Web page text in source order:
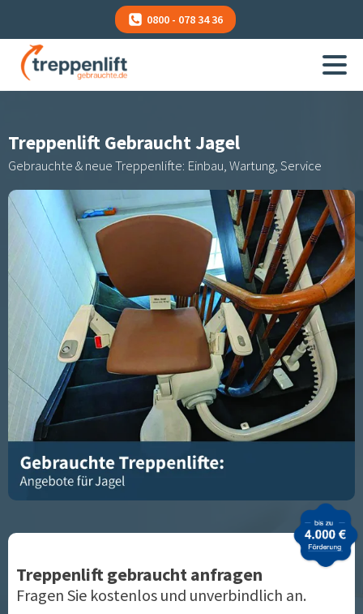
0800 - 078 34 36
Treppenlift Gebraucht Jagel
Gebrauchte & neue Treppenlifte: Einbau, Wartung, Service
Treppenlift gebraucht anfragen
Fragen Sie kostenlos und unverbindlich an.